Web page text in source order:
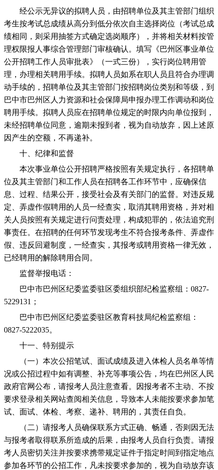
经公示无异议的拟聘人员，由招聘单位及其主管部门组织
考生按考试总成绩从高分到低分依次自主选择岗位（考试总成
绩相同，则采用抽签方式确定选岗顺序），并将相关材料按管
理权限报人事综合管理部门审核确认。填写《巴州区事业单位
公开招聘工作人员审批表》（一式三份），实行岗位聘用管
理，办理相关聘用手续。拟聘人员如系在职人员且符合办理调
动手续的，招聘单位及其主管部门按招聘岗位类别和等级，到
巴中市巴州区人力资源和社会保障局申报办理工作调动和岗位
聘用手续。拟聘人员应在招聘单位规定的时限内向单位报到，
未经招聘单位同意，逾期未报到者，视为自动放弃，因上述原
因产生的空额，不再递补。
十、纪律和监督
本次事业单位公开招聘严格按照有关规定执行，各招聘单
位及其主管部门和工作人员在招聘各工作环节中，应确保信
息、过程、结果公开，接受社会及有关部门的监督。对违反规
定、弄虚作假聘用的人员一经查实，取消其聘用资格，并对相
关人员按照有关规定进行问责处理，构成犯罪的，依法追究刑
事责任。在招聘的任何环节发现考生不符合报考条件、弄虚作
假、违反回避制度，一经查实，其报考或聘用资格一律无效，
已经聘用的解除聘用合同。
监督举报电话：
巴中市巴州区纪委监委驻区委组织部纪检监察组：0827-
5229131；
巴中市巴州区纪委监委驻区教育科技局纪检监察组：
0827-5222035。
十一、特别提示
（一）本次公招笔试、面试成绩及进入体检人员名单等情
况或公招过程中如有调整、补充等事项公告，均在巴州区人民
政府官网公布，请报考人员注意查看。因报考者不主动、不按
要求登录相关网站查阅相关信息，导致本人未能按要求参加笔
试、面试、体检、考察、递补、聘用的，其责任自负。
（二）请报考人员确保联系方式正确、畅通，否则因无法
与报考者取得联系所造成的后果，由报考人员自行负责。请报
考人员密切关注并按要求携带规定证件于指定时间到指定地点
参加各环节的公招工作，凡未按要求参加的，视为自动放弃该